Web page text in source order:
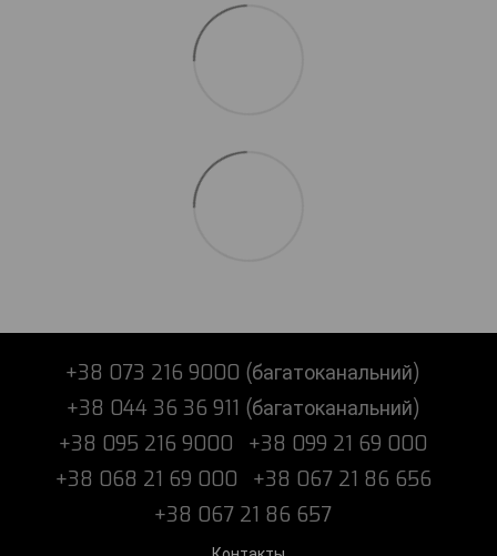
+38 073 216 9000 (багатоканальний)
+38 044 36 36 911 (багатоканальний)
+38 095 216 9000
+38 099 21 69 000
+38 068 21 69 000
+38 067 21 86 656
+38 067 21 86 657